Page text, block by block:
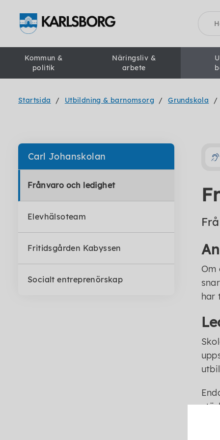
Sök
Kommun &
politik
Näringsliv &
arbete
Startsida Utbildning & barnomsorg Grundskola
Carl Johanskolan
Frånvaro och ledighet
Elevhälsoteam
Fritidsgården Kabyssen
Socialt entreprenörskap
Om
har